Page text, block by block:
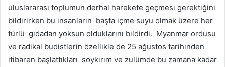
uluslararası toplumun derhal harekete geçmesi gerektiğini
bildirirken bu insanların başta içme suyu olmak üzere her
türlü gıdadan yoksun olduklarını bildirdi. Myanmar ordusu
ve radikal budistlerin özellikle de 25 ağustos tarihinden
itibaren başlattıkları soykırım ve zulümde bu zamana kadar